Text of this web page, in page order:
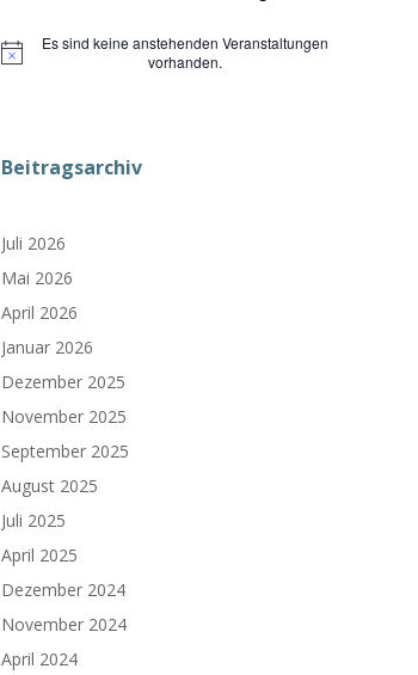
Hinweis
Es sind keine anstehenden Veranstaltungen
vorhanden.
Beitragsarchiv
Juli 2026
Mai 2026
April 2026
Januar 2026
Dezember 2025
November 2025
September 2025
August 2025
Juli 2025
April 2025
Dezember 2024
November 2024
April 2024